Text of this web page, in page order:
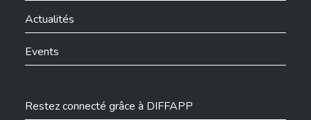
Actualités
Events
Restez connecté grâce à DIFFAPP